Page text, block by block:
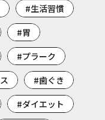
#生活習慣
#胃
#プラーク
#歯ぐき
#ダイエット